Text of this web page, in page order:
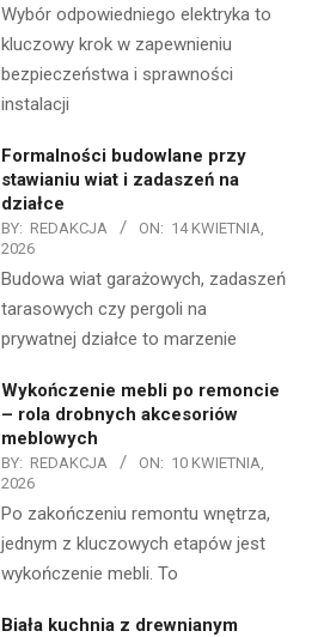
Wybór odpowiedniego elektryka to
kluczowy krok w zapewnieniu
bezpieczeństwa i sprawności
instalacji
Formalności budowlane przy
stawianiu wiat i zadaszeń na
działce
BY: REDAKCJA ON: 14 KWIETNIA,
2026
Budowa wiat garażowych, zadaszeń
tarasowych czy pergoli na
prywatnej działce to marzenie
Wykończenie mebli po remoncie
– rola drobnych akcesoriów
meblowych
BY: REDAKCJA ON: 10 KWIETNIA,
2026
Po zakończeniu remontu wnętrza,
jednym z kluczowych etapów jest
wykończenie mebli. To
Biała kuchnia z drewnianym